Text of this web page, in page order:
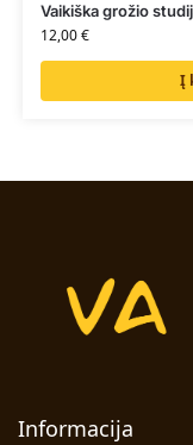
Vaikiška grožio
12,00€
Į
Informacija